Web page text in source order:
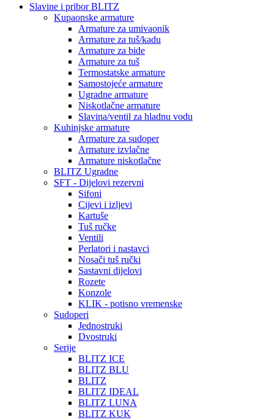
Slavine i pribor BLITZ
Kupaonske armature
Armature za umivaonik
Armature za tuš/kadu
Armature za bide
Armature za tuš
Termostatske armature
Samostojeće armature
Ugradne armature
Niskotlačne armature
Slavina/ventil za hladnu vodu
Kuhinjske armature
Armature za sudoper
Armature izvlačne
Armature niskotlačne
BLITZ Ugradne
SFT - Dijelovi rezervni
Sifoni
Cijevi i izljevi
Kartuše
Tuš ručke
Ventili
Perlatori i nastavci
Nosači tuš ručki
Sastavni dijelovi
Rozete
Konzole
KLIK - potisno vremenske
Sudoperi
Jednostruki
Dvostruki
Serije
BLITZ ICE
BLITZ BLU
BLITZ
BLITZ IDEAL
BLITZ LUNA
BLITZ KUK